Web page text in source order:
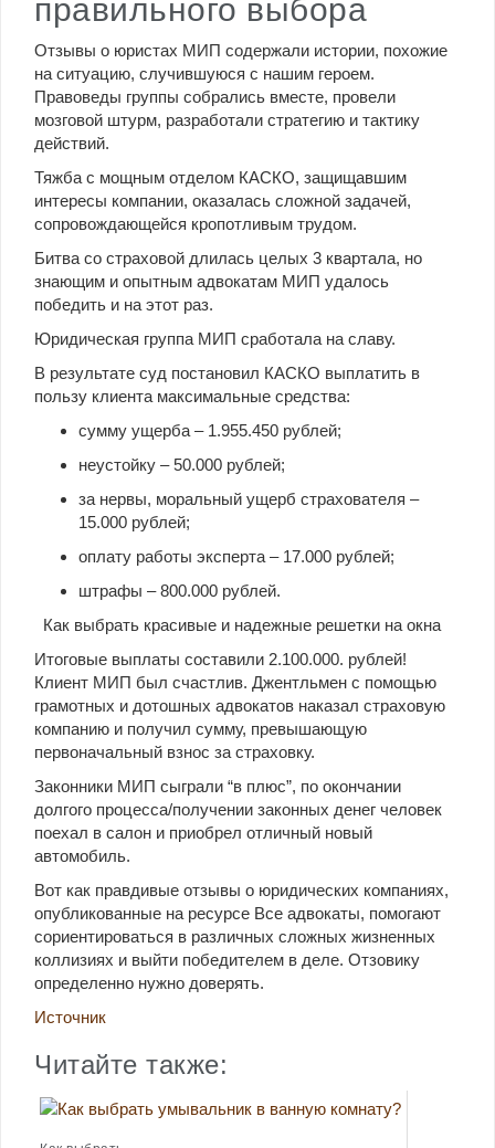
правильного выбора
Отзывы о юристах МИП содержали истории, похожие
на ситуацию, случившуюся с нашим героем.
Правоведы группы собрались вместе, провели
мозговой штурм, разработали стратегию и тактику
действий.
Тяжба с мощным отделом КАСКО, защищавшим
интересы компании, оказалась сложной задачей,
сопровождающейся кропотливым трудом.
Битва со страховой длилась целых 3 квартала, но
знающим и опытным адвокатам МИП удалось
победить и на этот раз.
Юридическая группа МИП сработала на славу.
В результате суд постановил КАСКО выплатить в
пользу клиента максимальные средства:
сумму ущерба – 1.955.450 рублей;
неустойку – 50.000 рублей;
за нервы, моральный ущерб страхователя –
15.000 рублей;
оплату работы эксперта – 17.000 рублей;
штрафы – 800.000 рублей.
Как выбрать красивые и надежные решетки на окна
Итоговые выплаты составили 2.100.000. рублей!
Клиент МИП был счастлив. Джентльмен с помощью
грамотных и дотошных адвокатов наказал страховую
компанию и получил сумму, превышающую
первоначальный взнос за страховку.
Законники МИП сыграли “в плюс”, по окончании
долгого процесса/получении законных денег человек
поехал в салон и приобрел отличный новый
автомобиль.
Вот как правдивые отзывы о юридических компаниях,
опубликованные на ресурсе Все адвокаты, помогают
сориентироваться в различных сложных жизненных
коллизиях и выйти победителем в деле. Отзовику
определенно нужно доверять.
Источник
Читайте также: